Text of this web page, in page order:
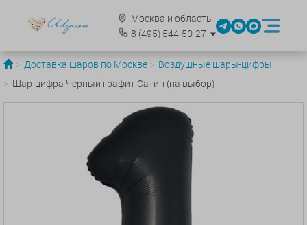
Москва и область
8 (495)544-50-27
Доставка шаров по Москве
Воздушные шары-цифры
Шар-цифра Черный графит Сатин (на выбор)